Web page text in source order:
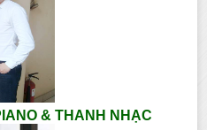
& THANH NHẠC